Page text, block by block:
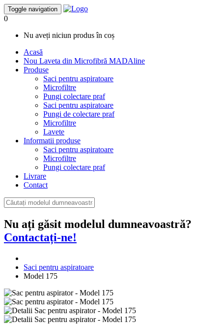
Toggle navigation
0
Nu aveți niciun produs în coș
Acasă
Nou Laveta din Microfibră MADAline
Produse
Saci pentru aspiratoare
Microfiltre
Pungi colectare praf
Saci pentru aspiratoare
Pungi de colectare praf
Microfiltre
Lavete
Informatii produse
Saci pentru aspiratoare
Microfiltre
Pungi colectare praf
Livrare
Contact
Nu ați găsit modelul dumneavoastră?
Contactați-ne!
Saci pentru aspiratoare
Model 175